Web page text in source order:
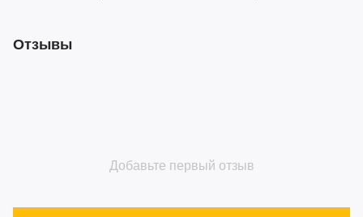
Отзывы
Добавьте первый отзыв